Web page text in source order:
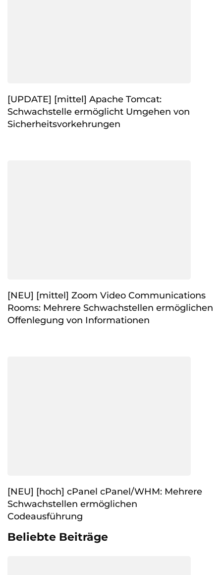
[UPDATE] [mittel] Apache Tomcat:
Schwachstelle ermöglicht Umgehen von
Sicherheitsvorkehrungen
[NEU] [mittel] Zoom Video Communications
Rooms: Mehrere Schwachstellen ermöglichen
Offenlegung von Informationen
[NEU] [hoch] cPanel cPanel/WHM: Mehrere
Schwachstellen ermöglichen
Codeausführung
Beliebte Beiträge